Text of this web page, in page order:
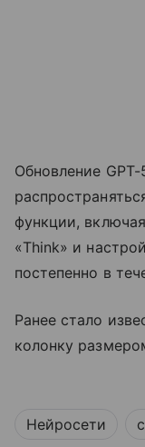
Обновление GPT-
функции,
«Think» и
постепенно в
Ранее стало
колонку
Нейросети